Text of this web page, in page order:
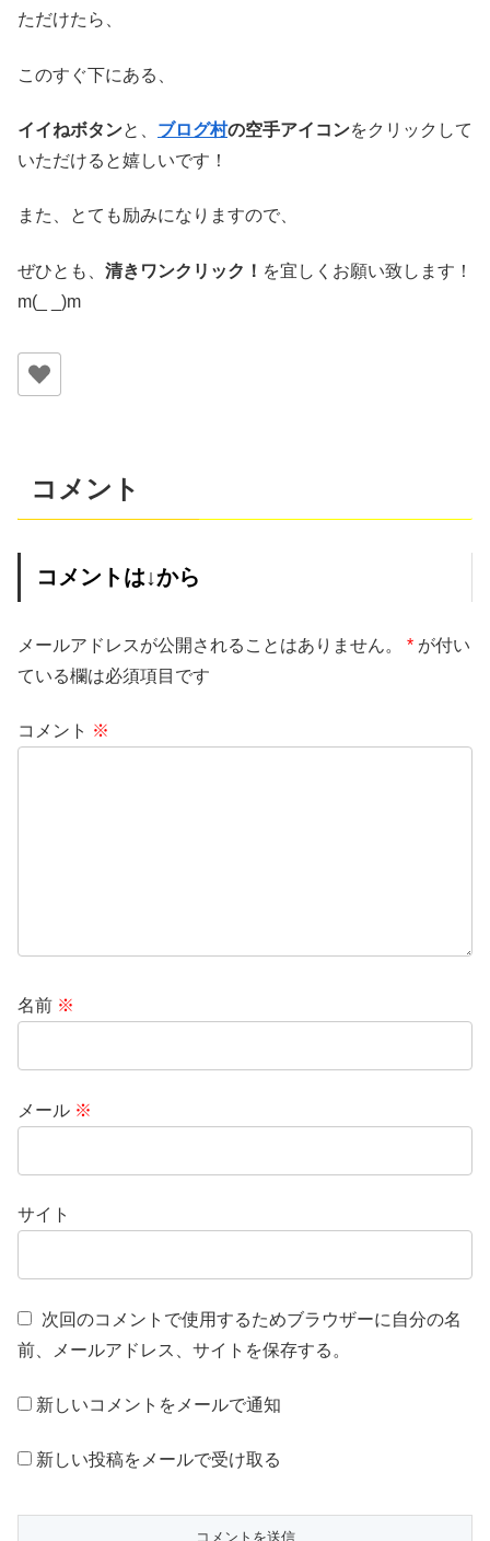
ただけたら、
このすぐ下にある、
イイねボタンと、 ブログ村の空手アイコンをクリックして
いただけると嬉しいです！
また、とても励みになりますので、
ぜひとも、 清きワンクリック！ を宜しくお願い致します！
m(_ _)m
コメント
コメントは↓から
メールアドレスが公開されることはありません。 * が付い
ている欄は必須項目です
コメント ※
名前 ※
メール ※
サイト
次回のコメントで使用するためブラウザーに自分の名
前、メールアドレス、サイトを保存する。
新しいコメントをメールで通知
新しい投稿をメールで受け取る